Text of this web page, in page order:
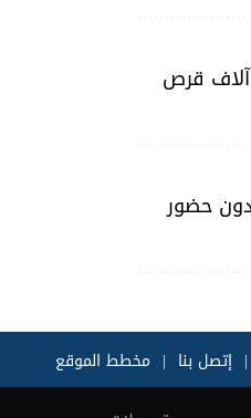
سوسة: الإطاحة بشبكة لترويج المخدرات وحجز 3 آلاف قرص
دون حضور
| إتصل بنا | مخطط الموقع